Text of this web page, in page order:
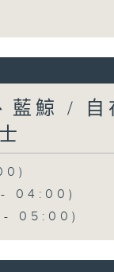
藍鯨 /
- 04:00)
- 05:00)